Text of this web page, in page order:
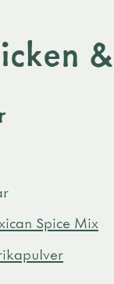
Spice Mix